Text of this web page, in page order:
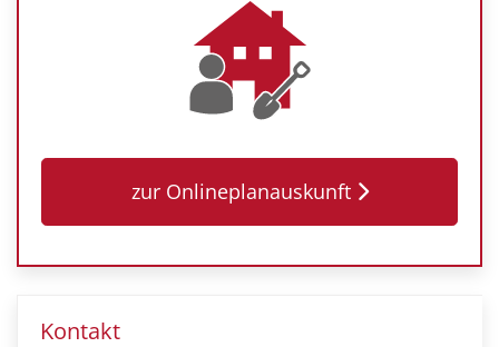
zur Onlineplanauskunft
Kontakt